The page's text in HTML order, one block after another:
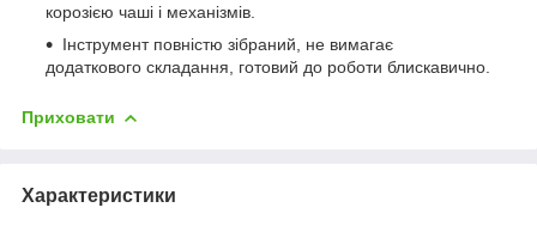
корозією чаші і механізмів.
Інструмент повністю зібраний, не вимагає
додаткового складання, готовий до роботи блискавично.
Приховати
Характеристики